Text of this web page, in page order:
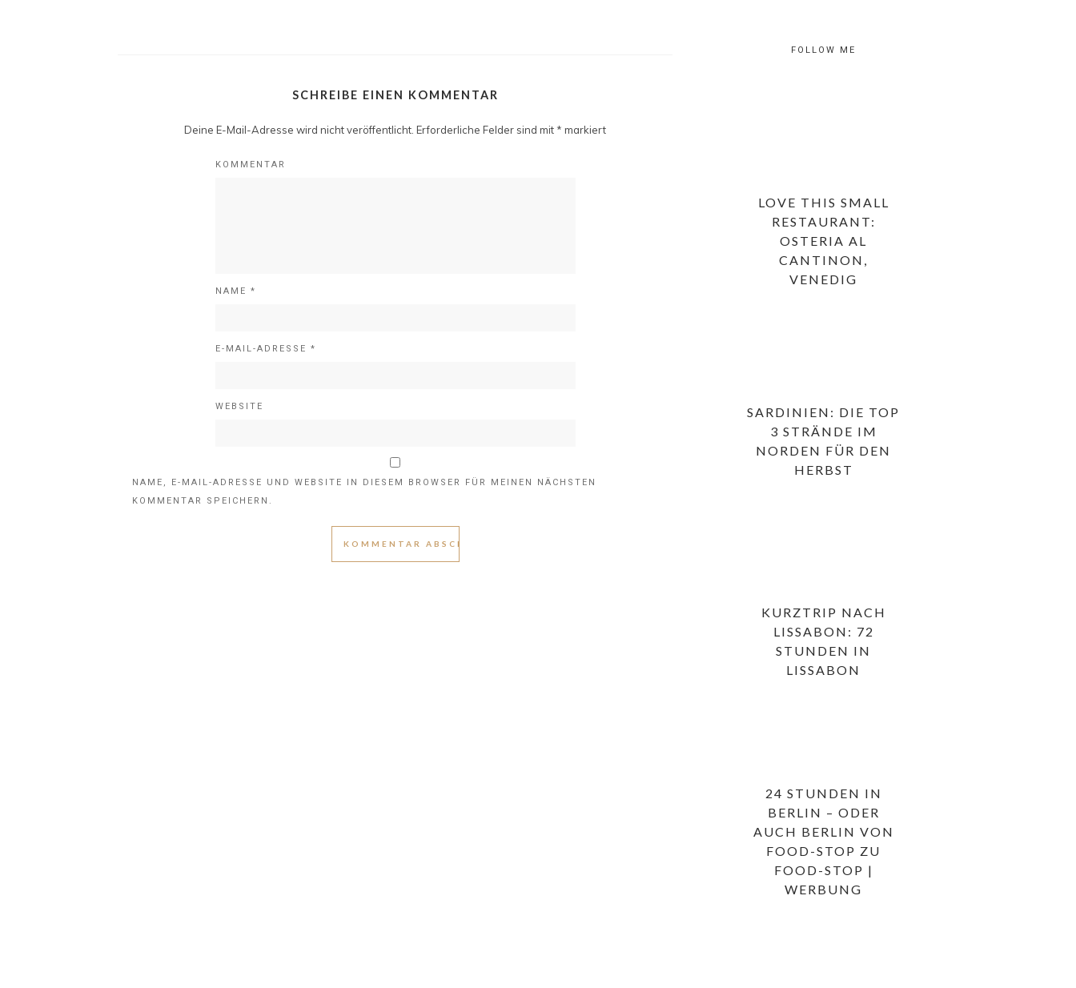
SCHREIBE EINEN KOMMENTAR
Deine E-Mail-Adresse wird nicht veröffentlicht. Erforderliche Felder sind mit * markiert
KOMMENTAR
NAME *
E-MAIL-ADRESSE *
WEBSITE
NAME, E-MAIL-ADRESSE UND WEBSITE IN DIESEM BROWSER FÜR MEINEN NÄCHSTEN
KOMMENTAR SPEICHERN.
FOLLOW ME
LOVE THIS SMALL
RESTAURANT:
OSTERIA AL
CANTINON,
VENEDIG
SARDINIEN: DIE TOP
3 STRÄNDE IM
NORDEN FÜR DEN
HERBST
KURZTRIP NACH
LISSABON: 72
STUNDEN IN
LISSABON
24 STUNDEN IN
BERLIN – ODER
AUCH BERLIN VON
FOOD-STOP ZU
FOOD-STOP |
WERBUNG